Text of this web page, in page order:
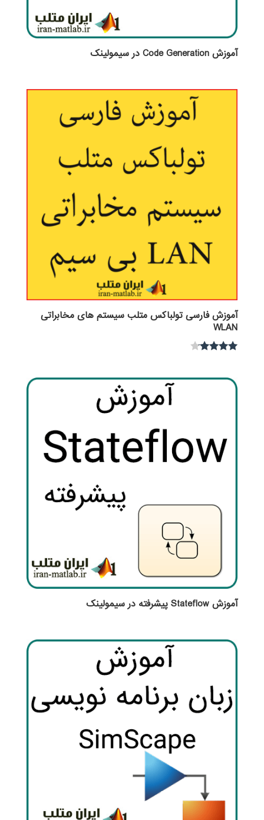
آموزش Code Generation در سیمولینک
آموزش فارسی تولباکس متلب سیستم های مخابراتی
WLAN
از 5
آموزش Stateflow پیشرفته در سیمولینک